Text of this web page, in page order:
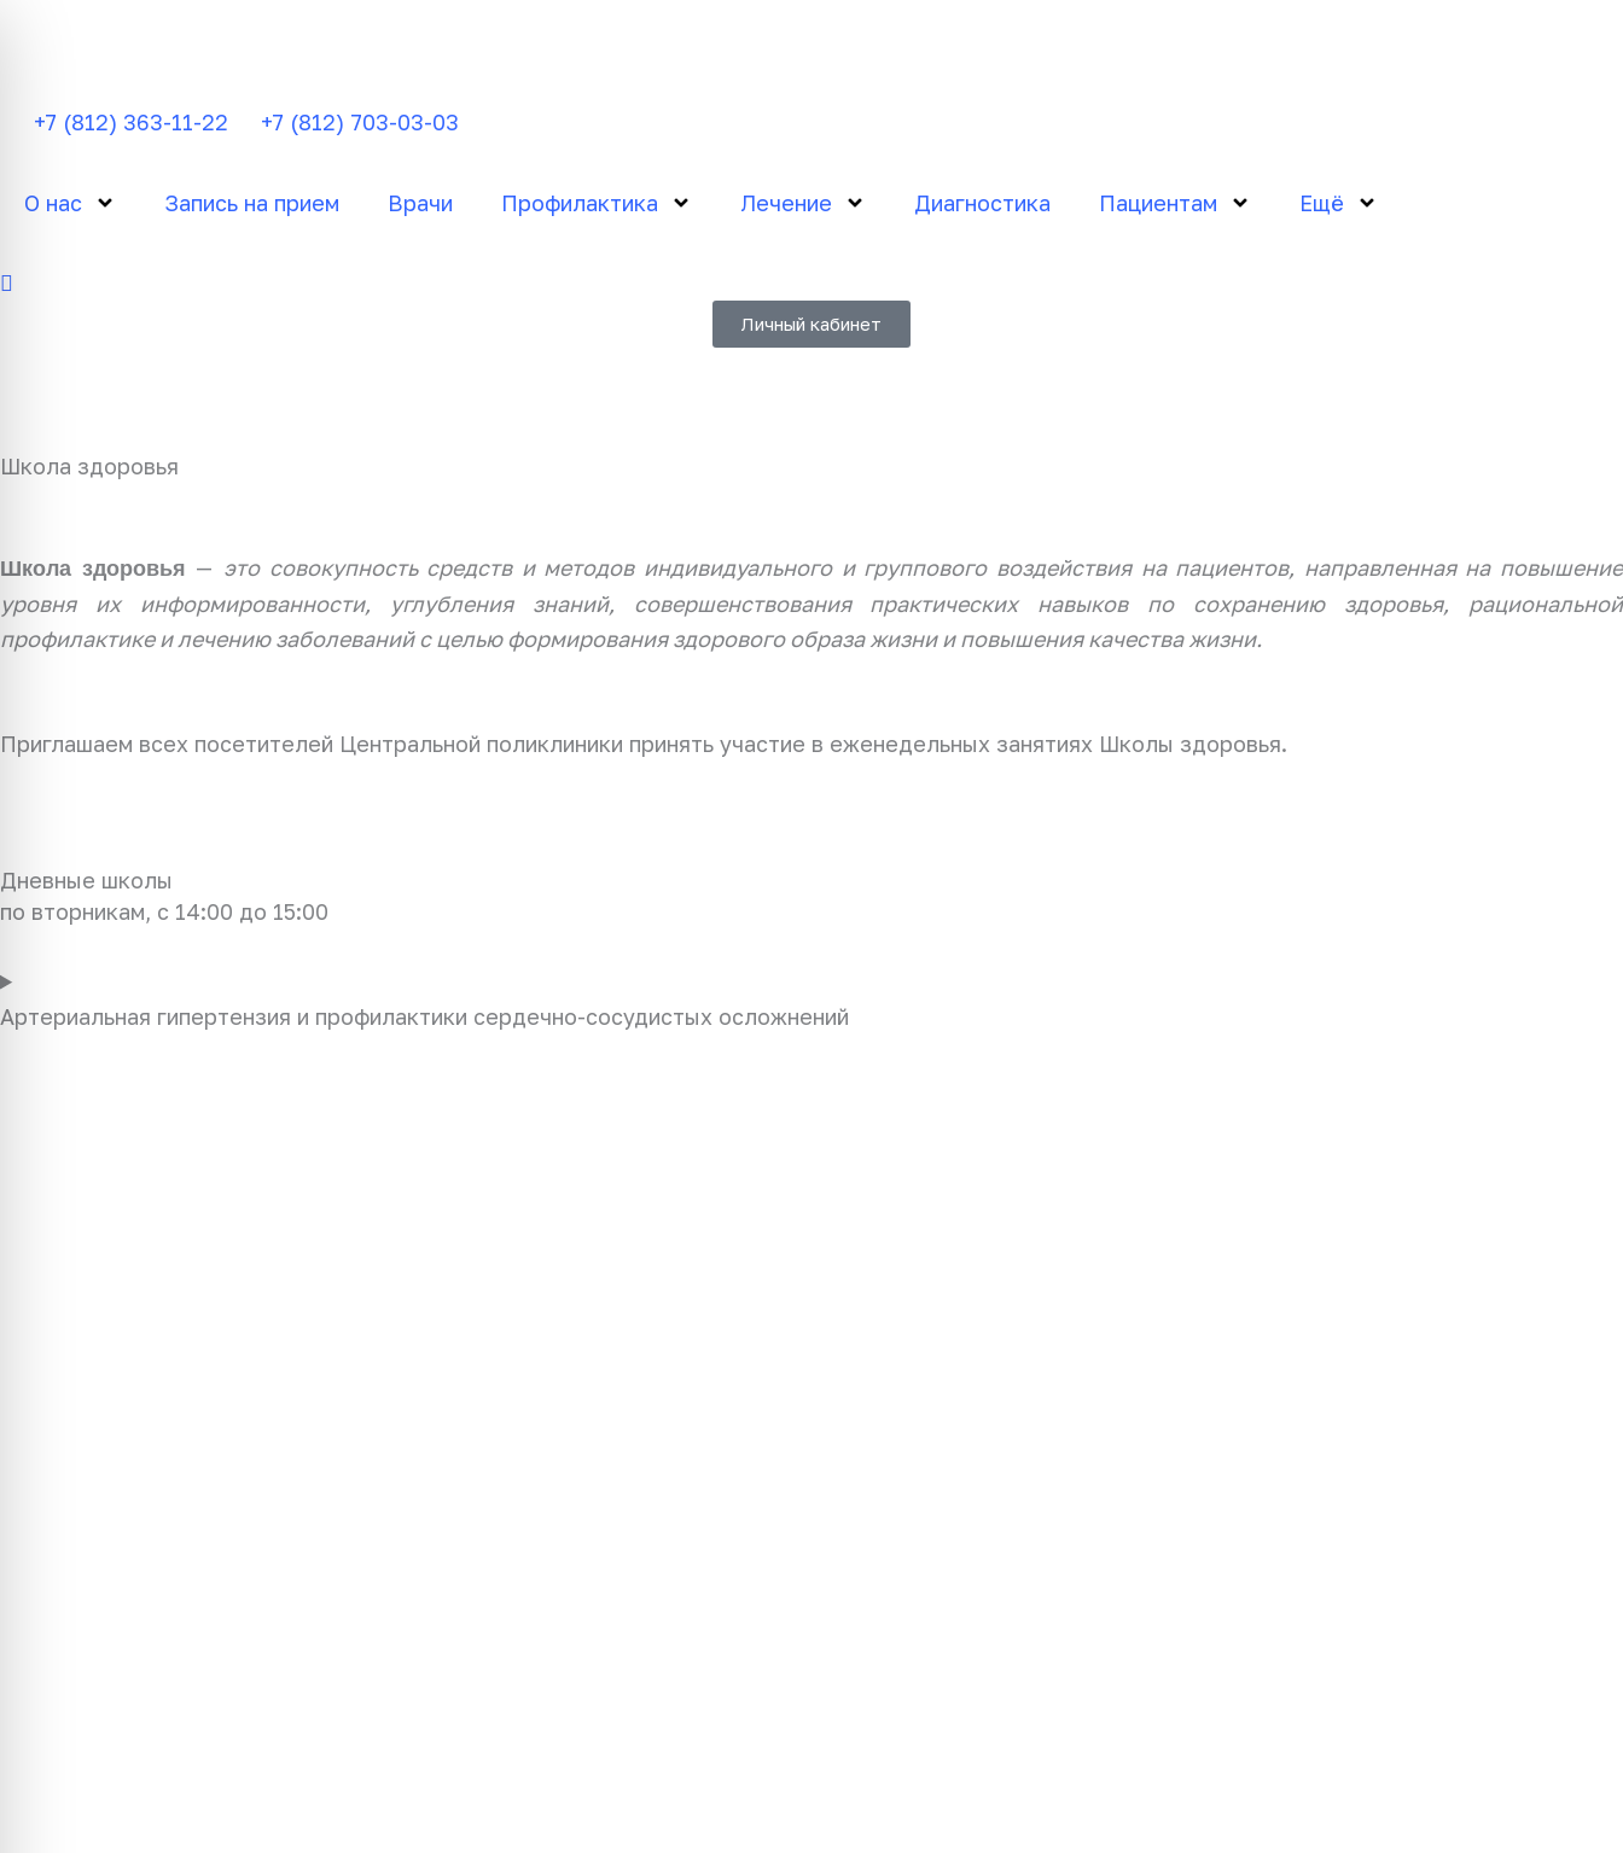
+7 (812) 363-11-22
+7 (812) 703-03-03
О нас Запись на прием Врачи Профилактика Лечение Диагностика Пациентам Ещё
Личный кабинет
Школа здоровья
Школа здоровья — это совокупность средств и методов индивидуального и группового воздействия на пациентов, направленная на повышение
уровня их информированности, углубления знаний, совершенствования практических навыков по сохранению здоровья, рациональной
профилактике и лечению заболеваний с целью формирования здорового образа жизни и повышения качества жизни.
Приглашаем всех посетителей Центральной поликлиники принять участие в еженедельных занятиях Школы здоровья.
Дневные школы
по вторникам, с 14:00 до 15:00
Артериальная гипертензия и профилактики сердечно-сосудистых осложнений